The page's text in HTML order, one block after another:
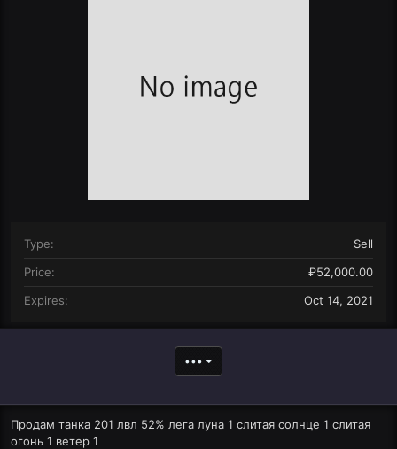
Type
Sell
Price
₽52,000.00
Expires
Oct 14, 2021
•••
Продам танка 201 лвл 52% лега луна 1 слитая солнце 1 слитая
огонь 1 ветер 1